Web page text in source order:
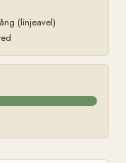
(linjeavel)